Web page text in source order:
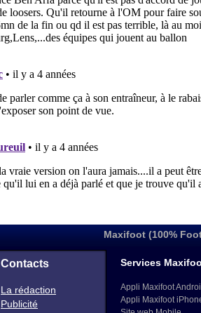
Maxifoot (100%
Contacts
La rédaction
Publicité
Services
Appli Maxifoot
Appli Maxifoot